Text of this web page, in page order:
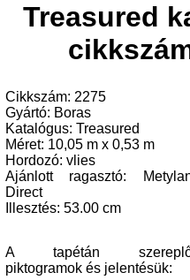
Treasured
Cikkszám: 2275
Gyártó: Boras
Katalógus: Treasured
Méret: 10,05 m x 0,53 m
Hordozó: vlies
Ajánlott ragasztó:
Direct
Illesztés: 53.00 cm
A tapétán
piktogramok és jelentésük: